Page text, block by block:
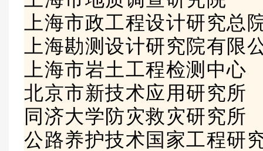
上海市政工程设计研究总
上海勘测设计研究院有限
上海市岩土工程检测中
北京市新技术应用研究
同济大学防灾救灾研究所
公路养护技术国家工程研